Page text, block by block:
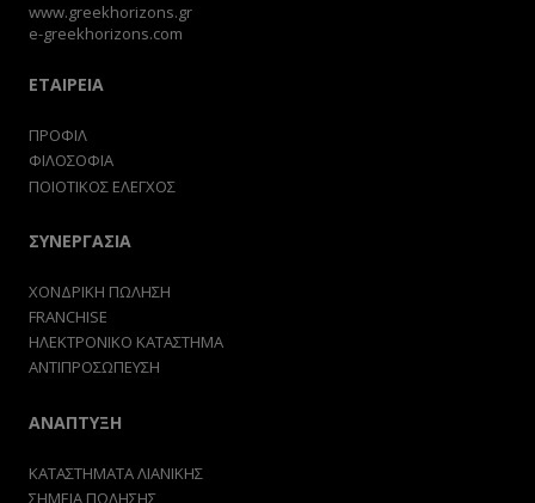
www.greekhorizons.gr
e-greekhorizons.com
ΕΤΑΙΡΕΙΑ
ΠΡΟΦΙΛ
ΦΙΛΟΣΟΦΙΑ
ΠΟΙΟΤΙΚΟΣ ΕΛΕΓΧΟΣ
ΣΥΝΕΡΓΑΣΙΑ
ΧΟΝΔΡΙΚΗ ΠΩΛΗΣΗ
FRANCHISE
ΗΛΕΚΤΡΟΝΙΚΟ ΚΑΤΑΣΤΗΜΑ
ΑΝΤΙΠΡΟΣΩΠΕΥΣΗ
ΑΝΑΠΤΥΞΗ
ΚΑΤΑΣΤΗΜΑΤΑ ΛΙΑΝΙΚΗΣ
ΣΗΜΕΙΑ ΠΩΛΗΣΗΣ